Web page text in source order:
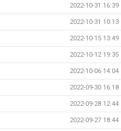
2022-10-31 16:39
2022-10-31 10:13
2022-10-15 13:49
2022-10-12 19:35
2022-10-06 14:04
2022-09-30 16:18
2022-09-28 12:44
2022-09-27 18:44